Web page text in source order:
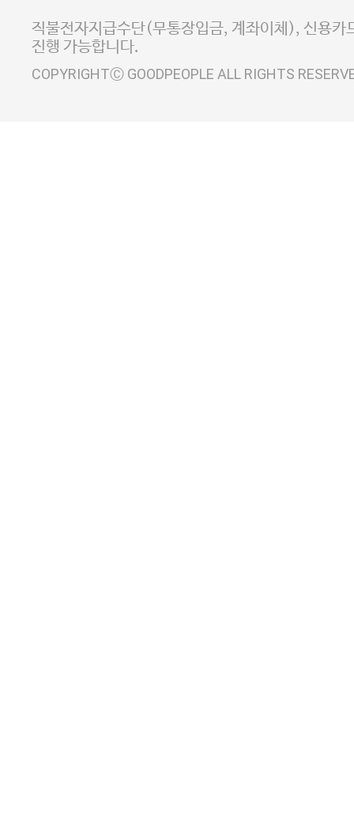
사업자정보확인
이니시스 에스크로 서비
직불전자지급수단(무통장입금, 계좌이체), 신용카
진행 가능합니다.
COPYRIGHTⒸ GOODPEOPLE ALL RIGHTS